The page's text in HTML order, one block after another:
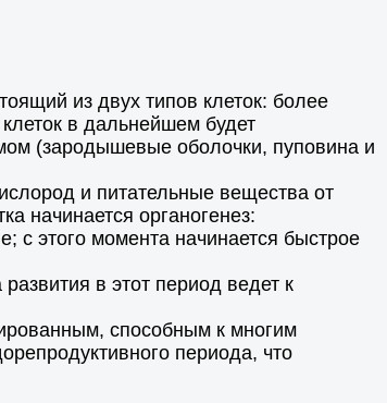
из двух типов клеток: более
в дальнейшем будет
(зародышевые оболочки, пуповина и
и питательные вещества от
начинается органогенез:
с этого момента начинается быстрое
в этот период ведет к
способным к многим
периода, что